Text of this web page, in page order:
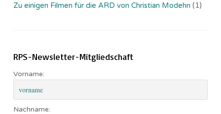
Zu einigen Filmen für die ARD von Christian Modehn (1)
RPS-Newsletter-Mitgliedschaft
Vorname:
Nachname: